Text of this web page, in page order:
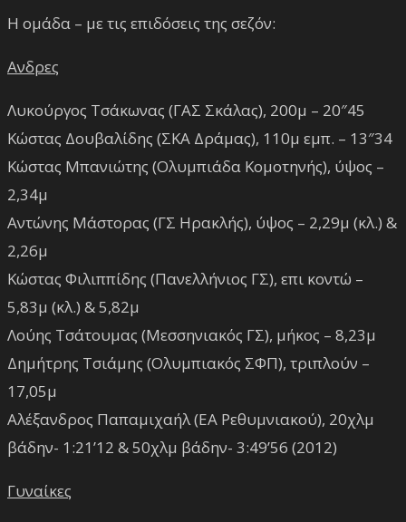
Η ομάδα – με τις επιδόσεις της σεζόν:
Ανδρες
Λυκούργος Τσάκωνας (ΓΑΣ Σκάλας), 200μ – 20″45
Κώστας Δουβαλίδης (ΣΚΑ Δράμας), 110μ εμπ. – 13″34
Κώστας Μπανιώτης (Ολυμπιάδα Κομοτηνής), ύψος –
2,34μ
Αντώνης Μάστορας (ΓΣ Ηρακλής), ύψος – 2,29μ (κλ.) &
2,26μ
Κώστας Φιλιππίδης (Πανελλήνιος ΓΣ), επι κοντώ –
5,83μ (κλ.) & 5,82μ
Λούης Τσάτουμας (Μεσσηνιακός ΓΣ), μήκος – 8,23μ
Δημήτρης Τσιάμης (Ολυμπιακός ΣΦΠ), τριπλούν –
17,05μ
Αλέξανδρος Παπαμιχαήλ (ΕΑ Ρεθυμνιακού), 20χλμ
βάδην- 1:21’12 & 50χλμ βάδην- 3:49’56 (2012)
Γυναίκες